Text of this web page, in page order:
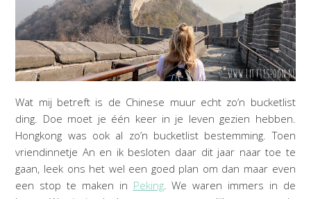
Wat mij betreft is de Chinese muur echt zo’n bucketlist
ding. Doe moet je één keer in je leven gezien hebben.
Hongkong was ook al zo’n bucketlist bestemming. Toen
vriendinnetje An en ik besloten daar dit jaar naar toe te
gaan, leek ons het wel een goed plan om dan maar even
een stop te maken in Peking. We waren immers in de